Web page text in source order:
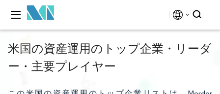
米国の資産運用のトップ企業・リーダ
ー・主要プレイヤー